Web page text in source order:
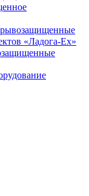
«Ладога-Ex»